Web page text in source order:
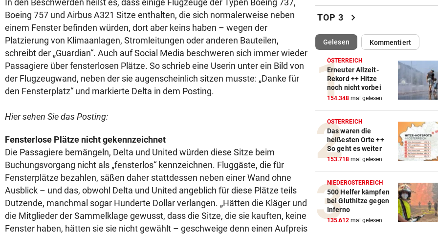
In den Beschwerden heißt es, dass einige Flugzeuge der Typen Boeing 737,
Boeing 757 und Airbus A321 Sitze enthalten, die sich normalerweise neben
einem Fenster befinden würden, dort aber keins haben – wegen der
Platzierung von Klimaanlagen, Stromleitungen oder anderen Bauteilen,
schreibt der „Guardian“. Auch auf Social Media beschweren sich immer wieder
Passagiere über fensterlosen Plätze. So schrieb eine Userin unter ein Bild von
der Flugzeugwand, neben der sie augenscheinlich sitzen musste: „Danke für
den Fensterplatz“ und markierte Delta in dem Posting.
Hier sehen Sie das Posting:
Fensterlose Plätze nicht gekennzeichnet
Die Passagiere bemängeln, Delta und United würden diese Sitze beim
Buchungsvorgang nicht als „fensterlos“ kennzeichnen. Fluggäste, die für
Fensterplätze bezahlen, säßen daher stattdessen neben einer Wand ohne
Ausblick – und das, obwohl Delta und United angeblich für diese Plätze teils
Dutzende, manchmal sogar Hunderte Dollar verlangen. „Hätten die Kläger und
die Mitglieder der Sammelklage gewusst, dass die Sitze, die sie kauften, keine
Fenster haben, hätten sie sie nicht gewählt – geschweige denn einen Aufpreis
Bub (4) trieb regungslos im
Wasser – reanimiert!
TÜR VEREITELT ÜBERFALL
Tollpatschiger Räuber muss
sieben Jahre absitzen
ABKOCH-EMPFEHLUNG vor
Unwetter: Trinkwasser in
Ort verunreinigt!
„WUT UND VERBITTERUNG“ vor
Lebenslange Haft nach Auto-
Anschlag in München
RÜCKSCHLAG FÜR ÖSV-ASS
Sturz von Lamparter: Jetzt
Diagnose da!
IN BACHBETT GEFANGEN vor
TOP 3 chevron_right
Gelesen(ausgewählt)Kommentiert
ÖSTERREICH
Erneuter Allzeit-
Rekord ++ Hitze
noch nicht vorbei
154.348 mal gelesen
ÖSTERREICH
Das waren die
heißesten Orte ++
So geht es weiter
153.718 mal gelesen
NIEDERÖSTERREICH
500 Helfer kämpfen
bei Gluthitze gegen
Inferno
135.612 mal gelesen